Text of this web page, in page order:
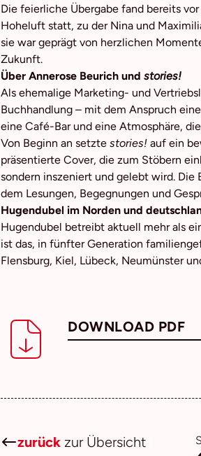
Die feierliche Übergabe fand bereits
Hoheluft statt, zu der Nina und
sie war geprägt von herzlichen
Zukunft.
Über Annerose Beurich undstories!
Als ehemalige Marketing- und
Buchhandlung – mit dem Anspruch
eine Café-Bar und eine Atmosphäre,
Von Beginn an setztestories! auf ein
präsentierte Cover, die zum Stöbern
sondern inszeniert und gelebt wird.
dem Lesungen, Begegnungen und
Hugendubel im Norden und
Hugendubel betreibt aktuell mehr als
ist das, in fünfter Generation
Flensburg, Kiel, Lübeck, Neumünster
DOWNLOAD PDF
zurück zur Übersicht